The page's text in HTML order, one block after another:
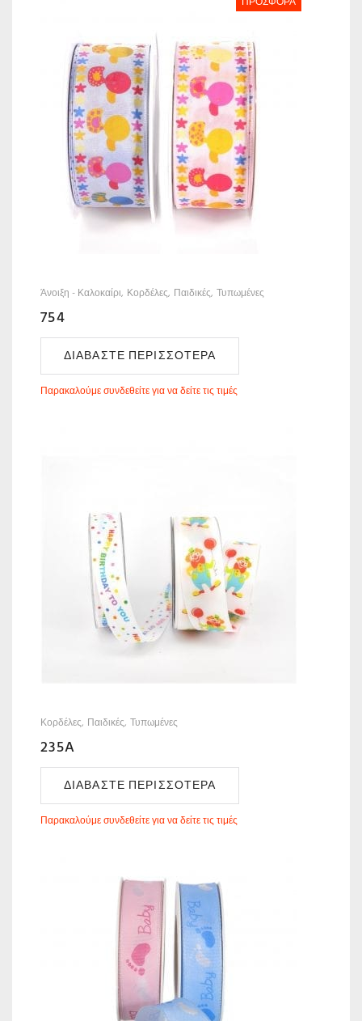
Άνοιξη - Καλοκαίρι Κορδέλες Παιδικές Τυπωμένες
754
ΔΙΑΒΆΣΤΕ ΠΕΡΙΣΣΌΤΕΡΑ
Παρακαλούμε συνδεθείτε για να δείτε τις τιμές
Κορδέλες Παιδικές Τυπωμένες
235A
ΔΙΑΒΆΣΤΕ ΠΕΡΙΣΣΌΤΕΡΑ
Παρακαλούμε συνδεθείτε για να δείτε τις τιμές